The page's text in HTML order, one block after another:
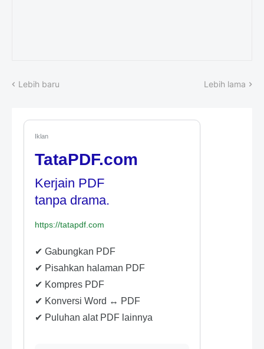
Lebih baru Lebih lama
Iklan
TataPDF.com
Kerjain PDF
tanpa drama.
https://tatapdf.com
✔ Gabungkan PDF
✔ Pisahkan halaman PDF
✔ Kompres PDF
✔ Konversi Word ↔ PDF
✔ Puluhan alat PDF lainnya